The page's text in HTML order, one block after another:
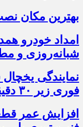
بهترین مکان
امداد خودرو
شبانه‌روزی و
نمایندگی
فوری زیر ۳۰ دقیقه
افزایش عمر